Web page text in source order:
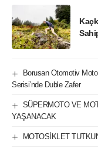
Borusan Otomotiv
Serisi’nde Duble Zafer
SÜPERMOTO VE
YAŞANACAK
MOTOSİKLET